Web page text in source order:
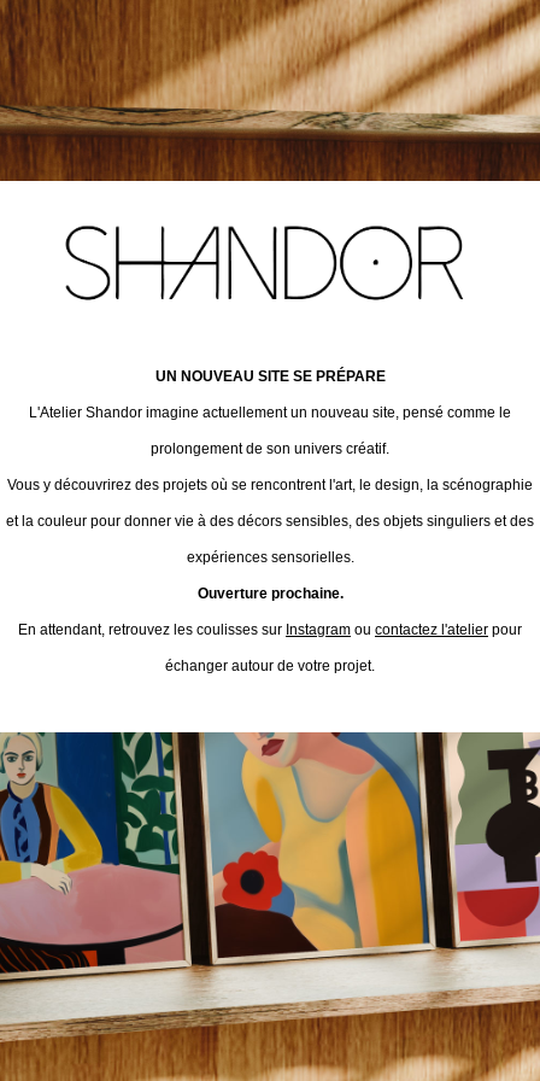
UN NOUVEAU SITE SE PRÉPARE
L'Atelier Shandor imagine actuellement un nouveau site, pensé comme le
prolongement de son univers créatif.
Vous y découvrirez des projets où se rencontrent l'art, le design, la scénographie
et la couleur pour donner vie à des décors sensibles, des objets singuliers et des
expériences sensorielles.
Ouverture prochaine.
En attendant, retrouvez les coulisses sur Instagram ou contactez l'atelier pour
échanger autour de votre projet.